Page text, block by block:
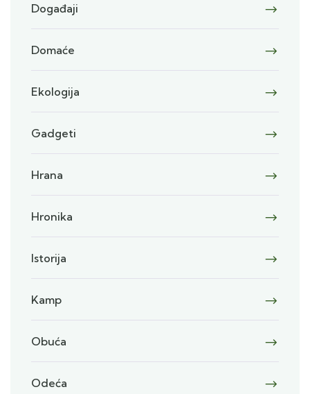
Događaji
Domaće
Ekologija
Gadgeti
Hrana
Hronika
Istorija
Kamp
Obuća
Odeća